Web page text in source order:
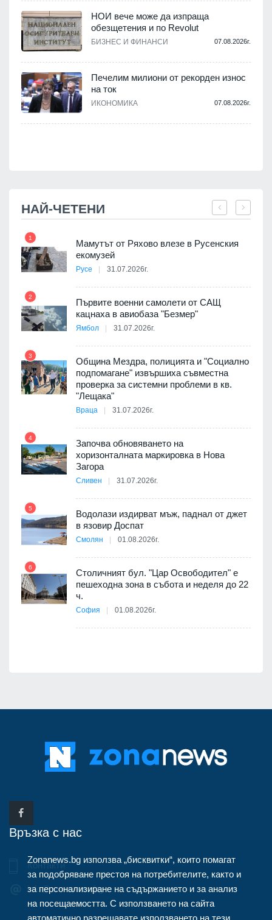
НОИ вече може да изпраща
обезщетения и по Revolut
БИЗНЕС И ФИНАНСИ 07.08.2026г.
Печелим милиони от рекорден износ
на ток
ИКОНОМИКА 07.08.2026г.
НАЙ-ЧЕТЕНИ
1
Мамутът от Ряхово влезе в Русенския
екомузей
Русе 31.07.2026г.
2
Първите военни самолети от САЩ
кацнаха в авиобаза "Безмер"
Ямбол 31.07.2026г.
3
Община Мездра, полицията и "Социално
подпомагане" извършиха съвместна
проверка за системни проблеми в кв.
"Лещака"
Враца 31.07.2026г.
4
Започва обновяването на
хоризонталната маркировка в Нова
Загора
Сливен 31.07.2026г.
5
Водолази издирват мъж, паднал от джет
в язовир Доспат
Смолян 01.08.2026г.
6
Столичният бул. "Цар Освободител" е
пешеходна зона в събота и неделя до 22
ч.
София 01.08.2026г.
Връзка с нас
Контакти
info@zonanews.bg
Zonanews.bg използва „бисквитки“, които помагат
за подобряване престоя на потребителите, както и
за персонализиране на съдържанието и за анализ
на посещаемостта. С използването на сайта
автоматично разрешавате използването на тези